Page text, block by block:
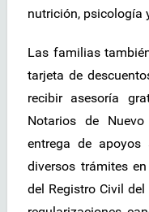
nutrición, psicología
Las familias
tarjeta de
recibir asesoría
Notarios de
entrega de apoyos
diversos trámites
del Registro Civil